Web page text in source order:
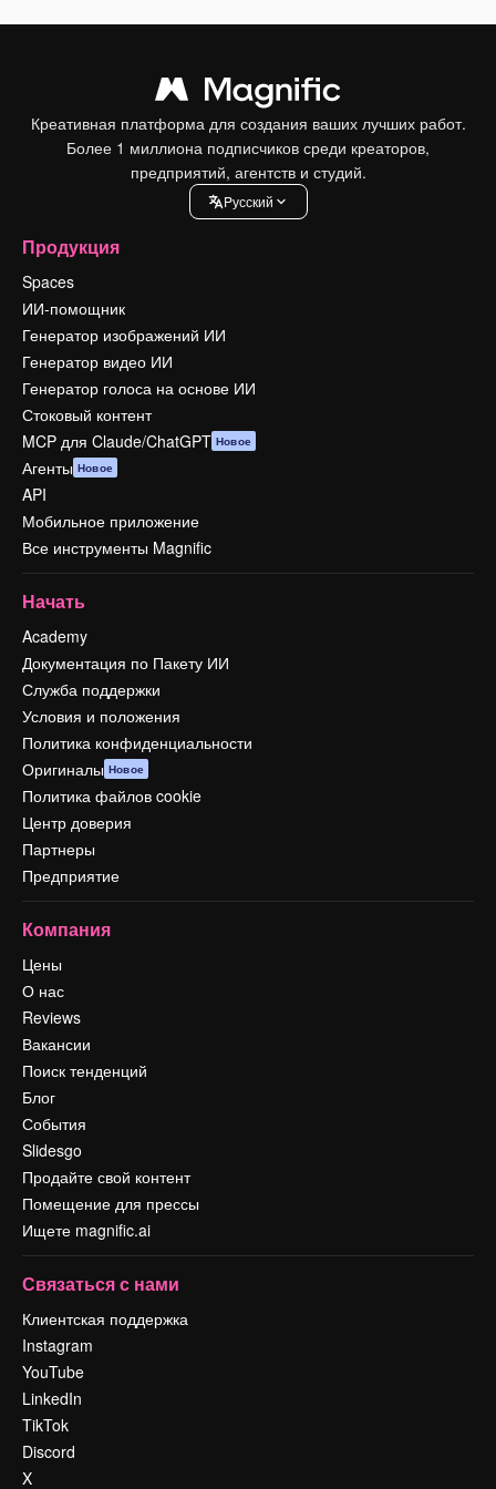
Креативная платформа для создания ваших лучших работ.
Более 1 миллиона подписчиков среди креаторов,
предприятий, агентств и студий.
Pусский
Продукция
Spaces
ИИ-помощник
Генератор изображений ИИ
Генератор видео ИИ
Генератор голоса на основе ИИ
Стоковый контент
MCP для Claude/ChatGPT Новое
Агенты Новое
API
Мобильное приложение
Все инструменты Magnific
Начать
Academy
Документация по Пакету ИИ
Служба поддержки
Условия и положения
Политика конфиденциальности
Оригиналы Новое
Политика файлов cookie
Центр доверия
Партнеры
Предприятие
Компания
Цены
О нас
Reviews
Вакансии
Поиск тенденций
Блог
События
Slidesgo
Продайте свой контент
Помещение для прессы
Ищете magnific.ai
Связаться с нами
Клиентская поддержка
Instagram
YouTube
LinkedIn
TikTok
Discord
X